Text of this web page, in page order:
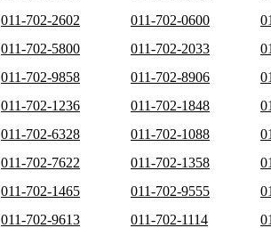
011-702-2602
011-702-0600
011-702-5800
011-702-2033
011-702-9858
011-702-8906
011-702-1236
011-702-1848
011-702-6328
011-702-1088
011-702-7622
011-702-1358
011-702-1465
011-702-9555
011-702-9613
011-702-1114